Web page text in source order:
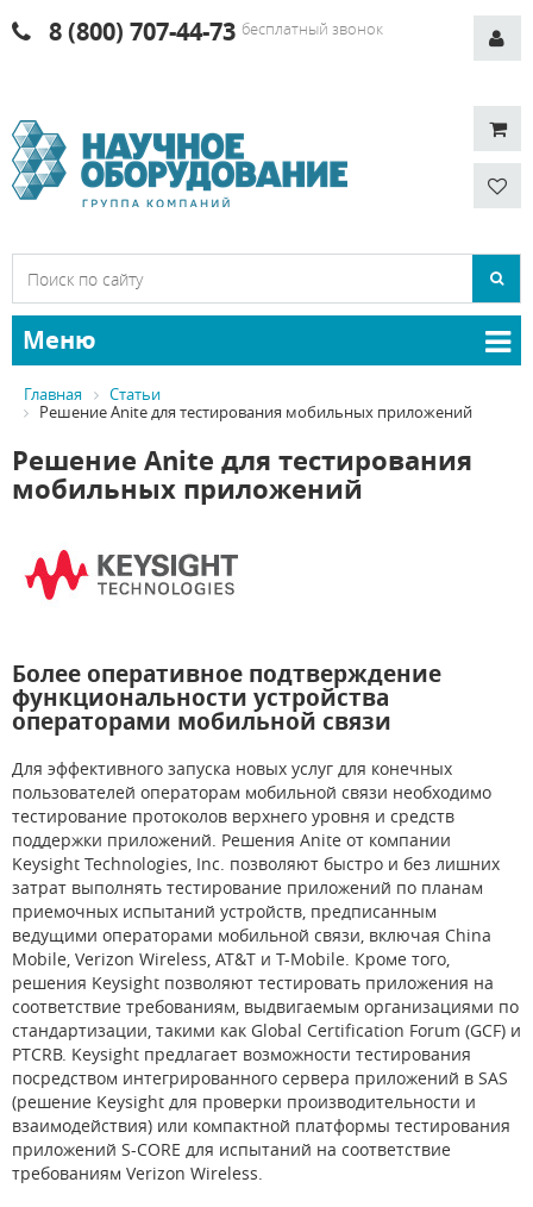
8 (800) 707-44-73 бесплатный звонок
Меню
Главная
Статьи
Решение Anite для тестирования мобильных приложений
Решение Anite для тестирования
мобильных приложений
Более оперативное подтверждение
функциональности устройства
операторами мобильной связи
Для эффективного запуска новых услуг для конечных
пользователей операторам мобильной связи необходимо
тестирование протоколов верхнего уровня и средств
поддержки приложений. Решения Anite от компании
Keysight Technologies, Inc. позволяют быстро и без лишних
затрат выполнять тестирование приложений по планам
приемочных испытаний устройств, предписанным
ведущими операторами мобильной связи, включая China
Mobile, Verizon Wireless, AT&T и T-Mobile. Кроме того,
решения Keysight позволяют тестировать приложения на
соответствие требованиям, выдвигаемым организациями по
стандартизации, такими как Global Certification Forum (GCF) и
PTCRB. Keysight предлагает возможности тестирования
посредством интегрированного сервера приложений в SAS
(решение Keysight для проверки производительности и
взаимодействия) или компактной платформы тестирования
приложений S-CORE для испытаний на соответствие
требованиям Verizon Wireless.